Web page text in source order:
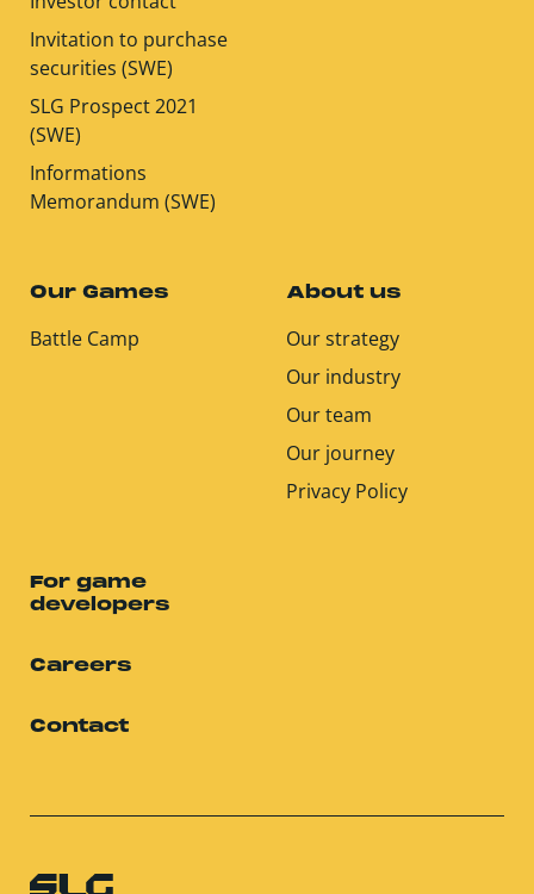
Invitation to purchase
securities (SWE)
SLG Prospect 2021
(SWE)
Informations
Memorandum (SWE)
Our Games
Battle Camp
About us
Our strategy
Our industry
Our team
Our journey
Privacy Policy
For game
developers
Careers
Contact